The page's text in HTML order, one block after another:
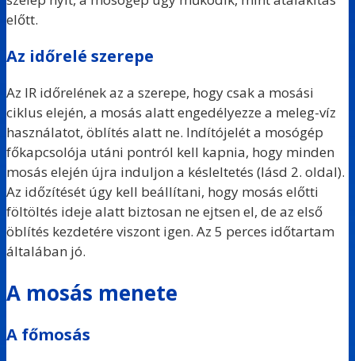
előtt.
Az időrelé szerepe
Az IR időrelének az a szerepe, hogy csak a mosási
ciklus elején, a mosás alatt engedélyezze a meleg-víz
használatot, öblítés alatt ne. Indítójelét a mosógép
főkapcsolója utáni pontról kell kapnia, hogy minden
mosás elején újra induljon a késleltetés (lásd 2. oldal).
Az időzítését úgy kell beállítani, hogy mosás előtti
föltöltés ideje alatt biztosan ne ejtsen el, de az első
öblítés kezdetére viszont igen. Az 5 perces időtartam
általában jó.
A mosás menete
A főmosás